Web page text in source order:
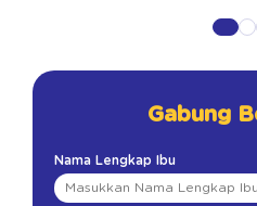
Gabung
Nama Lengkap Ibu